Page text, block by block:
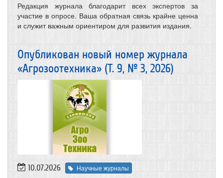
Редакция журнала благодарит всех экспертов за
участие в опросе. Ваша обратная связь крайне ценна
и служит важным ориентиром для развития издания.
Опубликован новый номер журнала
«Агрозоотехника» (Т. 9, № 3, 2026)
10.07.2026 Научные журналы